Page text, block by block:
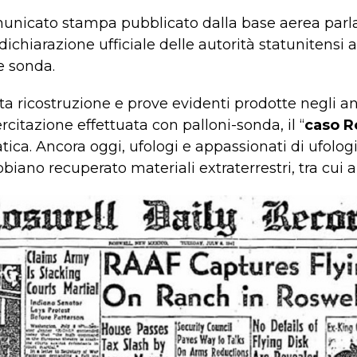
stampa pubblicato dalla base aerea
ufficiale delle autorità statunitensi
sonda.
ricostruzione e prove evidenti prodotte negli
effettuata con palloni-sonda, il “caso
Ancora oggi, ufologi e appassionati di
recuperato materiali extraterrestri, tra cui